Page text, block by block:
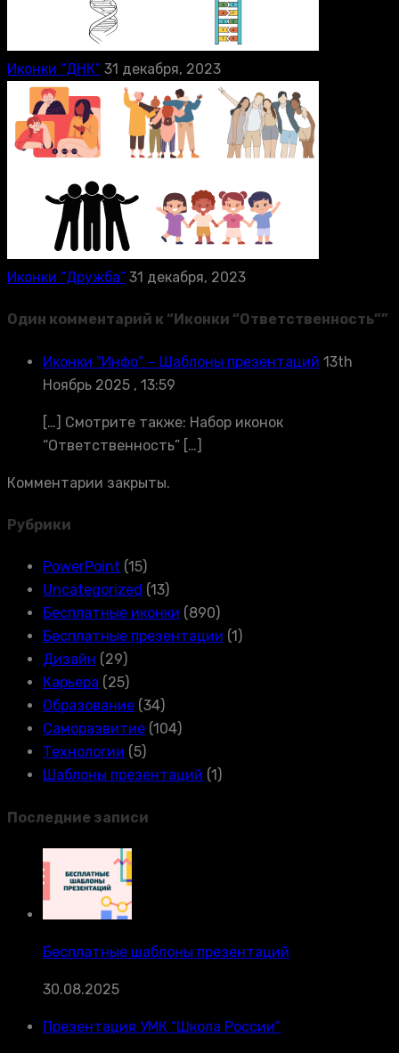
Иконки “ДНК” 31 декабря, 2023
Иконки “Дружба” 31 декабря, 2023
Один комментарий к “ Иконки “Ответственность””
Иконки "Инфо" − Шаблоны презентаций 13th
Ноябрь 2025 , 13:59
[…] Смотрите также: Набор иконок
“Ответственность” […]
Комментарии закрыты.
Рубрики
PowerPoint (15)
Uncategorized (13)
Бесплатные иконки (890)
Бесплатные презентации (1)
Дизайн (29)
Карьера (25)
Образование (34)
Саморазвитие (104)
Технологии (5)
Шаблоны презентаций (1)
Последние записи
Бесплатные шаблоны презентаций
30.08.2025
Презентация УМК “Школа России”